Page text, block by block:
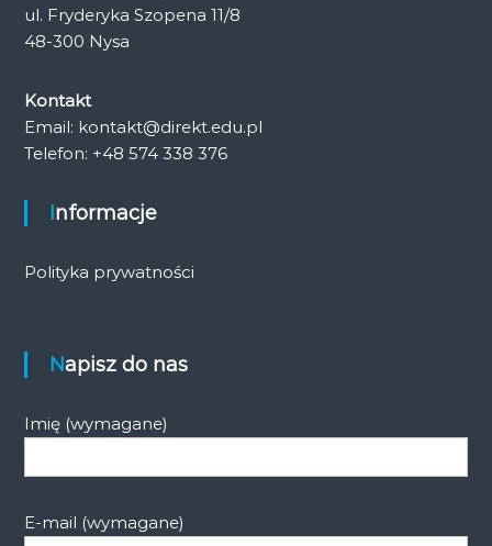
ul. Fryderyka Szopena 11/8
48-300 Nysa
Kontakt
Email: kontakt@direkt.edu.pl
Telefon: +48 574 338 376
Informacje
Polityka prywatności
Napisz do nas
Imię (wymagane)
E-mail (wymagane)